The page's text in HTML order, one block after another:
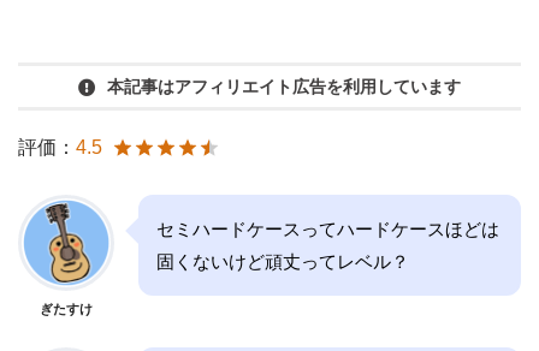
本記事はアフィリエイト広告を利用しています
評価： 4.5
ぎたすけ
セミハードケースってハードケースほどは
固くないけど頑丈ってレベル？